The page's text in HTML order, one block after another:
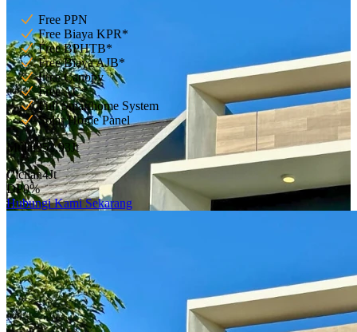
Free PPN
Free Biaya KPR*
Free BPHTB*
Free Biaya AJB*
Free Canopy
Free AC*
Full Smarthome System
Solar Home Panel
Mulai952,93Jt
Cicilan4Jt
DP0%
Hubungi Kami Sekarang